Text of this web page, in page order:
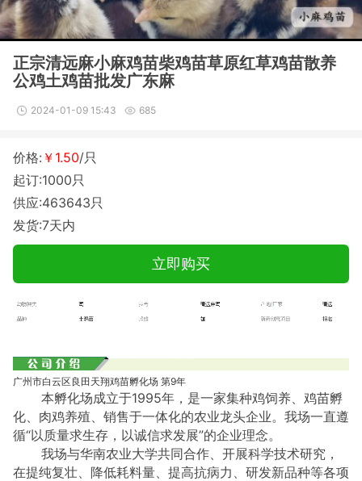
正宗清远麻小麻鸡苗柴鸡苗草原红草鸡苗散养
公鸡土鸡苗批发广东麻
2024-01-09 15:43 685
价格: ￥1.50/只
起订:1000只
供应:463643只
发货:7天内
立即购买
广州市白云区良田天翔鸡苗孵化场 第9年
本孵化场成立于1995年，是一家集种鸡饲养、鸡苗孵
化、肉鸡养殖、销售于一体化的农业龙头企业。我场一直遵
循“以质量求生存，以诚信求发展”的企业理念。
我场与华南农业大学共同合作、开展科学技术研究，
在提纯复壮、降低耗料量、提高抗病力、研发新品种等各项